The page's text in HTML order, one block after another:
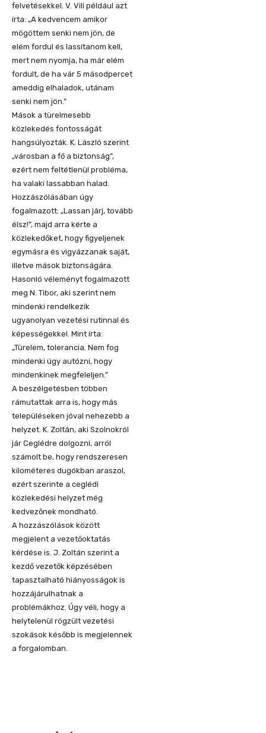
felvetésekkel. V. Vili például azt
írta: „A kedvencem amikor
mögöttem senki nem jön, de
elém fordul és lassítanom kell,
mert nem nyomja, ha már elém
fordult, de ha vár 5 másodpercet
ameddig elhaladok, utánam
senki nem jön.”
Mások a türelmesebb
közlekedés fontosságát
hangsúlyozták. K. László szerint
„városban a fő a biztonság”,
ezért nem feltétlenül probléma,
ha valaki lassabban halad.
Hozzászólásában úgy
fogalmazott: „Lassan járj, tovább
élsz!”, majd arra kérte a
közlekedőket, hogy figyeljenek
egymásra és vigyázzanak saját,
illetve mások biztonságára.
Hasonló véleményt fogalmazott
meg N. Tibor, aki szerint nem
mindenki rendelkezik
ugyanolyan vezetési rutinnal és
képességekkel. Mint írta:
„Türelem, tolerancia. Nem fog
mindenki úgy autózni, hogy
mindenkinek megfeleljen.”
A beszélgetésben többen
rámutattak arra is, hogy más
településeken jóval nehezebb a
helyzet. K. Zoltán, aki Szolnokról
jár Ceglédre dolgozni, arról
számolt be, hogy rendszeresen
kilométeres dugókban araszol,
ezért szerinte a ceglédi
közlekedési helyzet még
kedvezőnek mondható.
A hozzászólások között
megjelent a vezetőoktatás
kérdése is. J. Zoltán szerint a
kezdő vezetők képzésében
tapasztalható hiányosságok is
hozzájárulhatnak a
problémákhoz. Úgy véli, hogy a
helytelenül rögzült vezetési
szokások később is megjelennek
a forgalomban.